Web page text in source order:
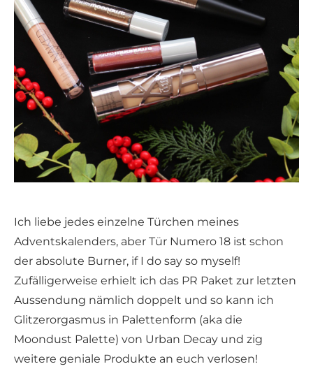
Ich liebe jedes einzelne Türchen meines
Adventskalenders, aber Tür Numero 18 ist schon
der absolute Burner, if I do say so myself!
Zufälligerweise erhielt ich das PR Paket zur letzten
Aussendung nämlich doppelt und so kann ich
Glitzerorgasmus in Palettenform (aka die
Moondust Palette) von Urban Decay und zig
weitere geniale Produkte an euch verlosen!